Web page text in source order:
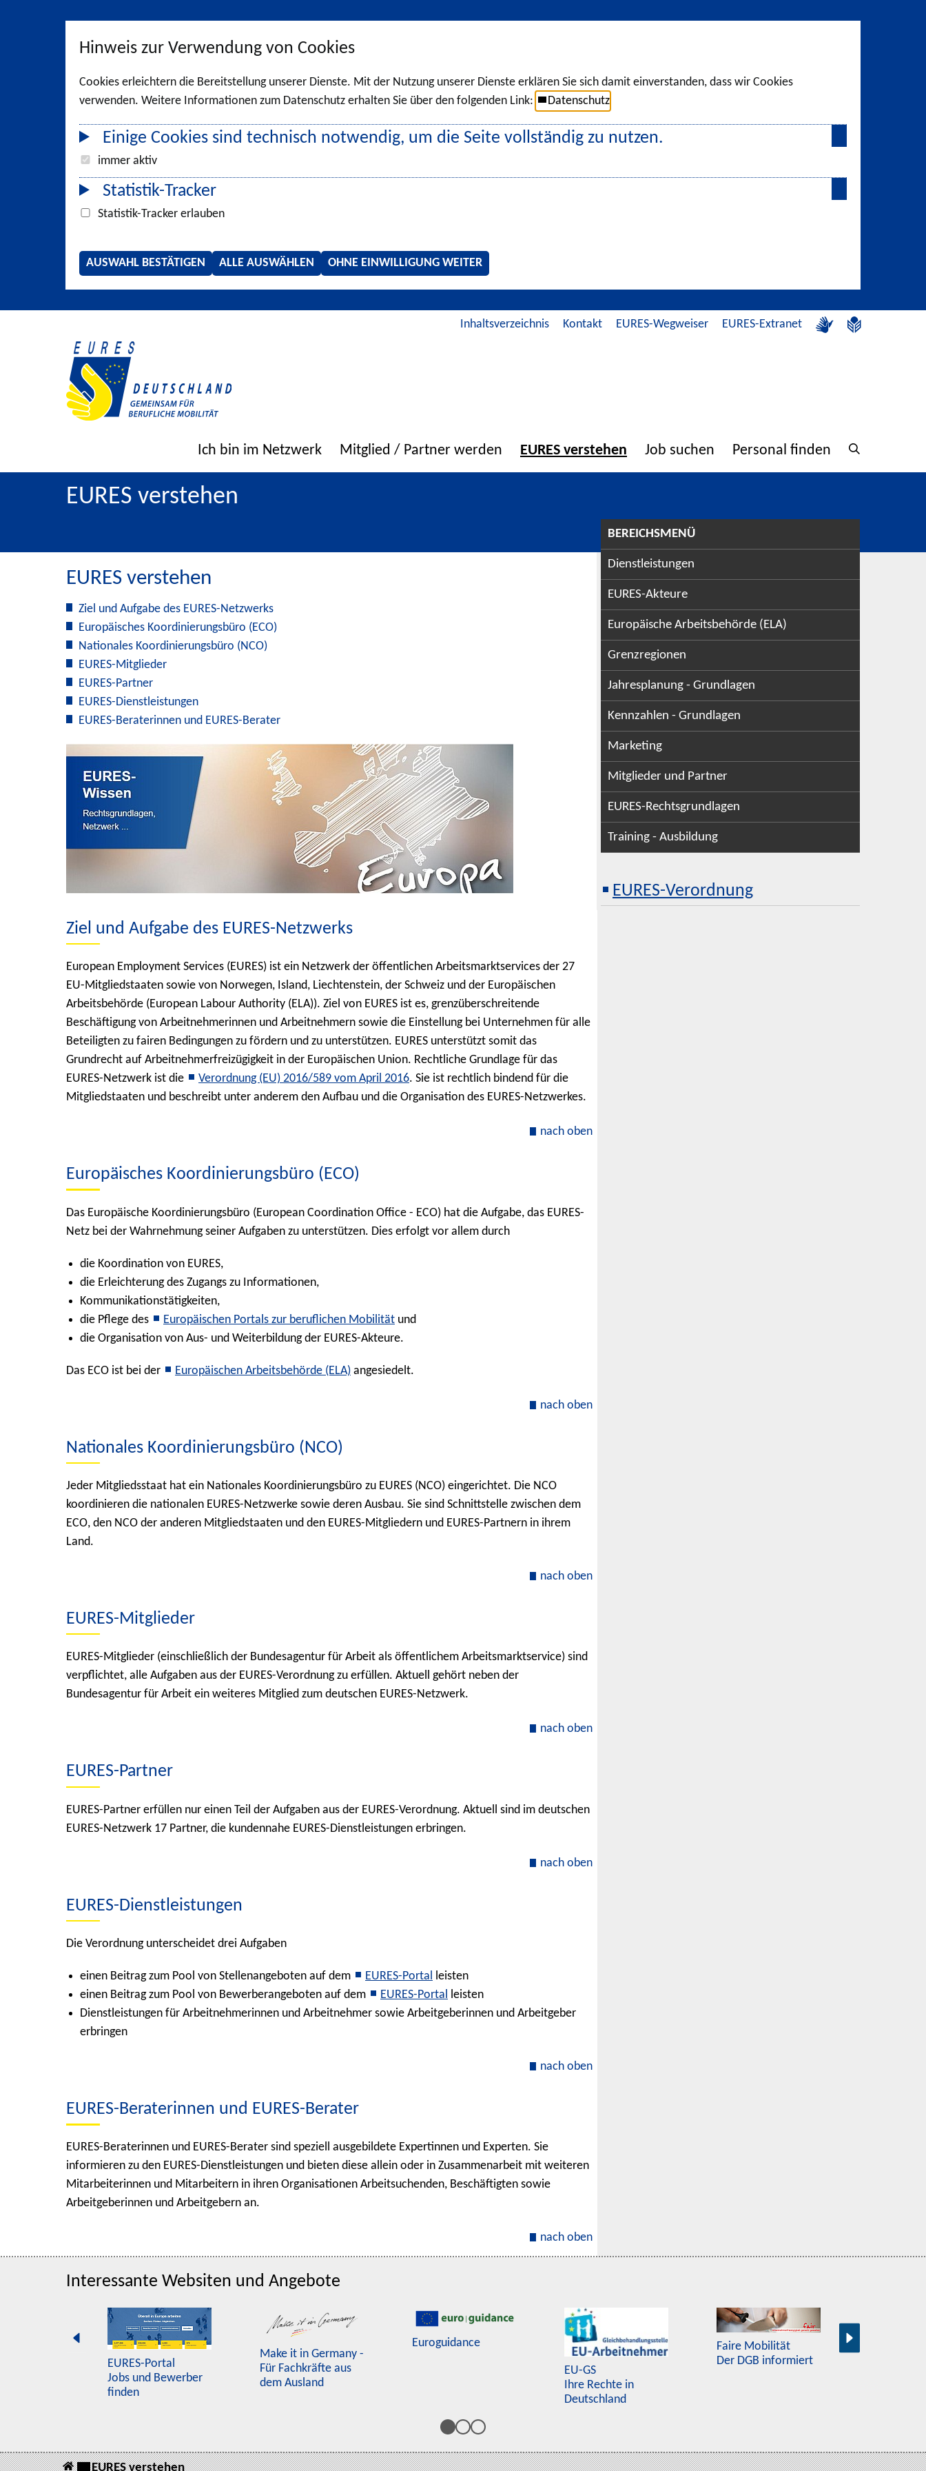
Hinweis zur Verwendung von Cookies
Cookies erleichtern die Bereitstellung unserer Dienste. Mit der Nutzung unserer Dienste erklären Sie sich damit einverstanden, dass wir Cookies
verwenden. Weitere Informationen zum Datenschutz erhalten Sie über den folgenden Link:
Datenschutz
Einige Cookies sind technisch notwendig, um die Seite vollständig zu nutzen.
immer aktiv
Statistik-Tracker
Statistik-Tracker erlauben
AUSWAHL BESTÄTIGEN ALLE AUSWÄHLEN OHNE EINWILLIGUNG WEITER
Inhaltsverzeichnis Kontakt EURES-Wegweiser EURES-Extranet
Ich bin im Netzwerk Mitglied / Partner werden EURES verstehen Job suchen Personal finden
EURES verstehen
EURES verstehen
Ziel und Aufgabe des EURES-Netzwerks
Europäisches Koordinierungsbüro (ECO)
Nationales Koordinierungsbüro (NCO)
EURES-Mitglieder
EURES-Partner
EURES-Dienstleistungen
EURES-Beraterinnen und EURES-Berater
Ziel und Aufgabe des EURES-Netzwerks
European Employment Services (EURES) ist ein Netzwerk der öffentlichen Arbeitsmarktservices der 27
EU-Mitgliedstaaten sowie von Norwegen, Island, Liechtenstein, der Schweiz und der Europäischen
Arbeitsbehörde (European Labour Authority (ELA)). Ziel von EURES ist es, grenzüberschreitende
Beschäftigung von Arbeitnehmerinnen und Arbeitnehmern sowie die Einstellung bei Unternehmen für alle
Beteiligten zu fairen Bedingungen zu fördern und zu unterstützen. EURES unterstützt somit das
Grundrecht auf Arbeitnehmerfreizügigkeit in der Europäischen Union. Rechtliche Grundlage für das
EURES-Netzwerk ist die
Verordnung (EU) 2016/589 vom April 2016. Sie ist rechtlich bindend für die
Mitgliedstaaten und beschreibt unter anderem den Aufbau und die Organisation des EURES-Netzwerkes.
nach oben
Europäisches Koordinierungsbüro (ECO)
Das Europäische Koordinierungsbüro (European Coordination Office - ECO) hat die Aufgabe, das EURES-
Netz bei der Wahrnehmung seiner Aufgaben zu unterstützen. Dies erfolgt vor allem durch
die Koordination von EURES,
die Erleichterung des Zugangs zu Informationen,
Kommunikationstätigkeiten,
die Pflege des
Europäischen Portals zur beruflichen Mobilität und
die Organisation von Aus- und Weiterbildung der EURES-Akteure.
Das ECO ist bei der Europäischen Arbeitsbehörde (ELA) angesiedelt.
nach oben
Nationales Koordinierungsbüro (NCO)
Jeder Mitgliedsstaat hat ein Nationales Koordinierungsbüro zu EURES (NCO) eingerichtet. Die NCO
koordinieren die nationalen EURES-Netzwerke sowie deren Ausbau. Sie sind Schnittstelle zwischen dem
ECO, den NCO der anderen Mitgliedstaaten und den EURES-Mitgliedern und EURES-Partnern in ihrem
Land.
nach oben
EURES-Mitglieder
EURES-Mitglieder (einschließlich der Bundesagentur für Arbeit als öffentlichem Arbeitsmarktservice) sind
verpflichtet, alle Aufgaben aus der EURES-Verordnung zu erfüllen. Aktuell gehört neben der
Bundesagentur für Arbeit ein weiteres Mitglied zum deutschen EURES-Netzwerk.
nach oben
EURES-Partner
EURES-Partner erfüllen nur einen Teil der Aufgaben aus der EURES-Verordnung. Aktuell sind im deutschen
EURES-Netzwerk 17 Partner, die kundennahe EURES-Dienstleistungen erbringen.
nach oben
EURES-Dienstleistungen
Die Verordnung unterscheidet drei Aufgaben
einen Beitrag zum Pool von Stellenangeboten auf dem EURES-Portal leisten
einen Beitrag zum Pool von Bewerberangeboten auf dem
EURES-Portal leisten
Dienstleistungen für Arbeitnehmerinnen und Arbeitnehmer sowie Arbeitgeberinnen und Arbeitgeber
erbringen
nach oben
EURES-Beraterinnen und EURES-Berater
EURES-Beraterinnen und EURES-Berater sind speziell ausgebildete Expertinnen und Experten. Sie
informieren zu den EURES-Dienstleistungen und bieten diese allein oder in Zusammenarbeit mit weiteren
Mitarbeiterinnen und Mitarbeitern in ihren Organisationen Arbeitsuchenden, Beschäftigten sowie
Arbeitgeberinnen und Arbeitgebern an.
nach oben
BEREICHSMENÜ
Dienstleistungen
EURES-Akteure
Europäische Arbeitsbehörde (ELA)
Grenzregionen
Jahresplanung - Grundlagen
Kennzahlen - Grundlagen
Marketing
Mitglieder und Partner
EURES-Rechtsgrundlagen
Training - Ausbildung
EURES-Verordnung
Interessante Websiten und Angebote
EURES-Portal
Jobs und Bewerber
finden
Make it in Germany -
Für Fachkräfte aus
dem Ausland
Euroguidance
EU-GS
Ihre Rechte in
Deutschland
Faire Mobilität
Der DGB informiert
EURES verstehen